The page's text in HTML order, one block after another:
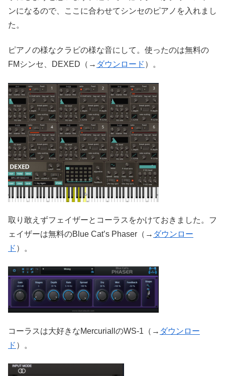
ンになるので、ここに合わせてシンセのピアノを入れまし
た。
ピアノの様なクラビの様な音にして。使ったのは無料の
FMシンセ、DEXED（→ ダウンロード ）。
取り敢えずフェイザーとコーラスをかけておきました。フ
ェイザーは無料のBlue Cat’s Phaser（→ ダウンロー
ド ）。
コーラスは大好きなMercuriallのWS-1（→ ダウンロー
ド ）。